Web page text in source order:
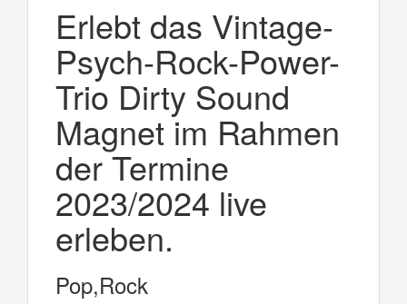
Erlebt das Vintage-
Psych-Rock-Power-
Trio Dirty Sound
Magnet im Rahmen
der Termine
2023/2024 live
erleben.
Pop,Rock